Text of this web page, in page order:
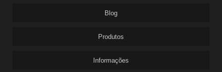
Blog
Produtos
Informações